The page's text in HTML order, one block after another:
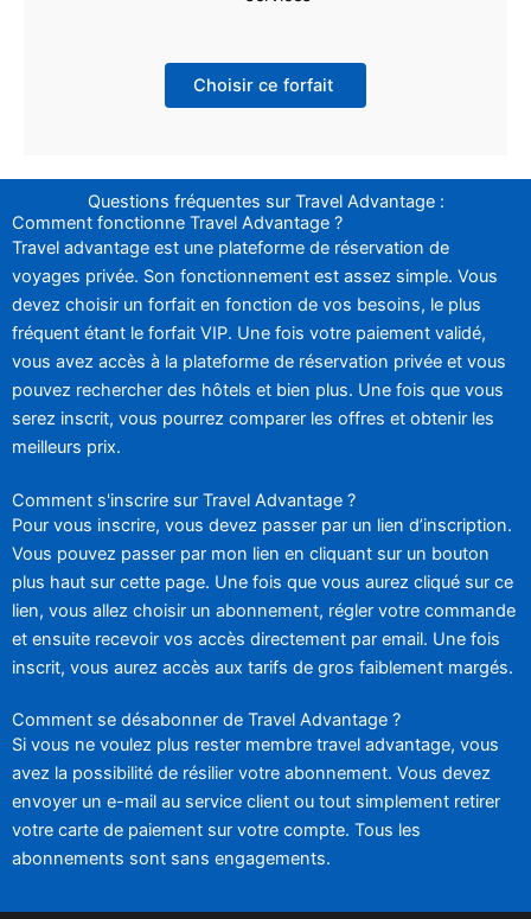
Choisir ce forfait
Questions fréquentes sur Travel Advantage :
Comment fonctionne Travel Advantage ?
Travel advantage est une plateforme de réservation de
voyages privée. Son fonctionnement est assez simple. Vous
devez choisir un forfait en fonction de vos besoins, le plus
fréquent étant le forfait VIP. Une fois votre paiement validé,
vous avez accès à la plateforme de réservation privée et vous
pouvez rechercher des hôtels et bien plus. Une fois que vous
serez inscrit, vous pourrez comparer les offres et obtenir les
meilleurs prix.
Comment s'inscrire sur Travel Advantage ?
Pour vous inscrire, vous devez passer par un lien d’inscription.
Vous pouvez passer par mon lien en cliquant sur un bouton
plus haut sur cette page. Une fois que vous aurez cliqué sur ce
lien, vous allez choisir un abonnement, régler votre commande
et ensuite recevoir vos accès directement par email. Une fois
inscrit, vous aurez accès aux tarifs de gros faiblement margés.
Comment se désabonner de Travel Advantage ?
Si vous ne voulez plus rester membre travel advantage, vous
avez la possibilité de résilier votre abonnement. Vous devez
envoyer un e-mail au service client ou tout simplement retirer
votre carte de paiement sur votre compte. Tous les
abonnements sont sans engagements.